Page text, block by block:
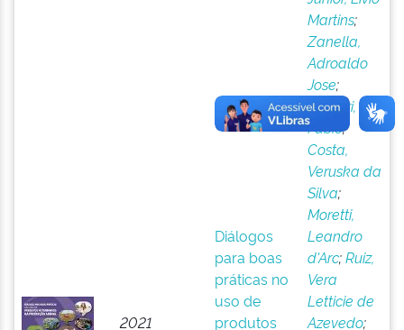
2021
Diálogos
para boas
práticas no
uso de
produtos
Martins;
Zanella,
Adroaldo
Jose;
Gregori,
Fabio;
Costa,
Veruska da
Silva;
Moretti,
Leandro
d'Arc;Ruiz,
Vera
Letticie de
Azevedo;